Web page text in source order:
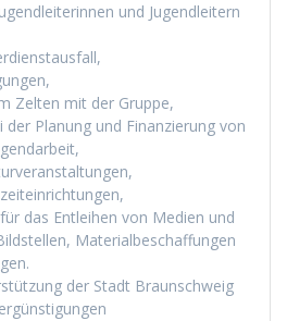
und Jugendleit­ern
Zel­ten mit der Gruppe,
Pla­nung und Finanzierung von
das Entlei­hen von Medi­en und
Mate­ri­albeschaf­fun­gen
der Stadt Braun­schweig